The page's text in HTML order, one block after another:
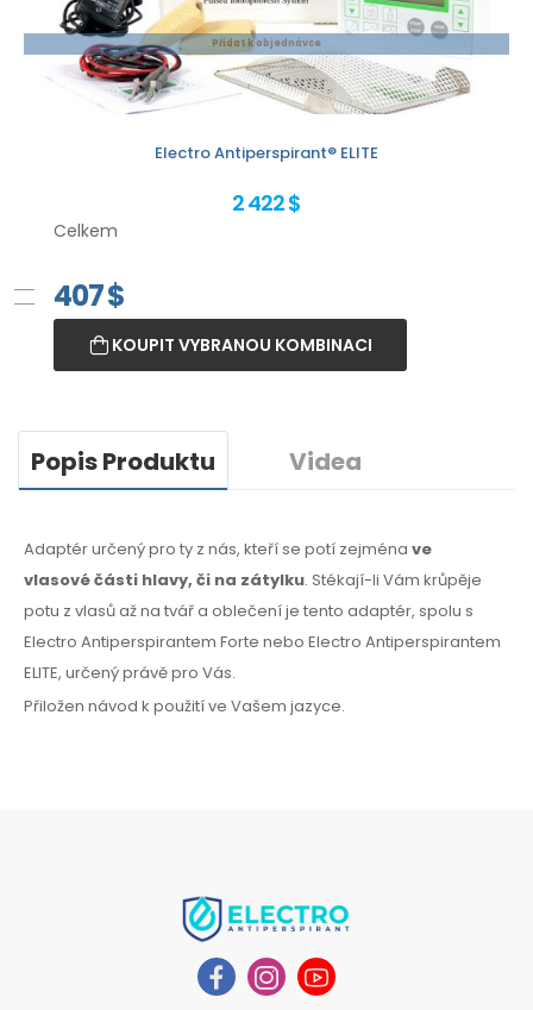
Přidat k objednávce
Electro Antiperspirant® ELITE
2 422 $
Celkem
407$
KOUPIT VYBRANOU KOMBINACI
Popis Produktu Videa
Adaptér určený pro ty z nás, kteří se potí zejména ve
vlasovéčásti hlavy, či na zátylku. Stékají-li Vám krůpěje
potu z vlasůaž na tvářa oblečeníje tento adaptér, spolu s
Electro Antiperspirantem Forte nebo Electro Antiperspirantem
ELITE, určený právě pro Vás.
Přiložen návod k použití ve Vašem jazyce.